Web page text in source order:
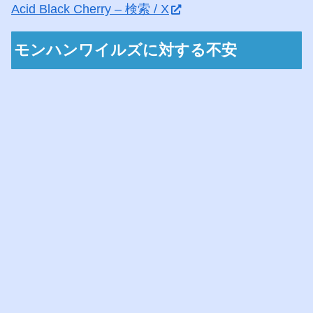
Acid Black Cherry – 検索 / X
モンハンワイルズに対する不安